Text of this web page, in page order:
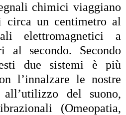
chimici viaggiano
circa un centimetro al
elettromagnetici a
al secondo. Secondo
due sistemi è più
l’innalzare le nostre
all’utilizzo del suono,
(Omeopatia,